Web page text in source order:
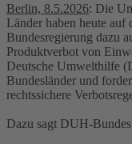
Berlin, 8.5.2026: Die
Länder haben heute
Bundesregierung dazu
Produktverbot von
Deutsche Umwelthilfe
Bundesländer und
rechtssichere
Dazu sagt DUH-